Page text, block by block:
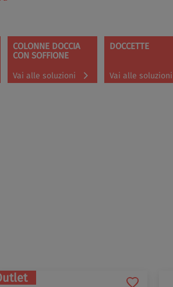
COLONNE DOCCIA
CON SOFFIONE
Vai alle soluzioni
DOCCETTE
Vai alle soluzioni